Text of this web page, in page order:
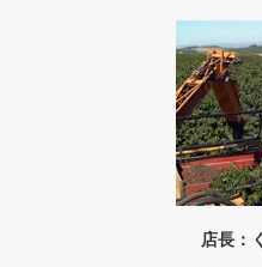
店長：